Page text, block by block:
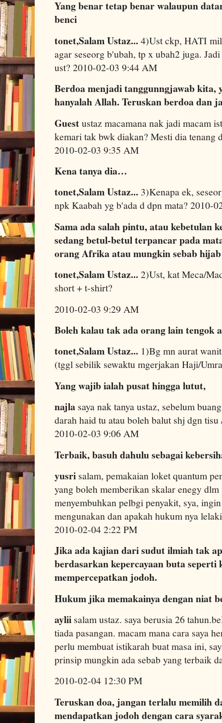
Yang benar tetap benar walaupun
benci
tonet,Salam Ustaz... 4)Ust ckp, HATI
agar seseorg b'ubah, tp x ubah2 juga.
ust? 2010-02-03 9:44 AM
Berdoa menjadi tanggunngjawab kita,
hanyalah Allah. Teruskan berdoa dan
Guestustaz macamana nak jadi macam
kemari tak bwk diakan? Mesti dia tenang
2010-02-03 9:35 AM
Kena tanya dia…
tonet,Salam Ustaz... 3)Kenapa ek,
npk Kaabah yg b'ada d dpn mata? 2010-
Sama ada salah pintu, atau kebetulan
sedang betul-betul terpancar pada
orang Afrika atau mungkin sebab
tonet,Salam Ustaz... 2)Ust, kat Meca/
short + t-shirt?
2010-02-03 9:29 AM
Boleh kalau tak ada orang lain tengok
tonet,Salam Ustaz... 1)Bg mn aurat
(tggl sebilik sewaktu mgerjakan Haji/
Yang wajib ialah pusat hingga lutut,
najla saya nak tanya ustaz, sebelum
darah haid tu atau boleh balut shj dgn
2010-02-03 9:06 AM
Terbaik, basuh dahulu sebagai
yusri salam, pemakaian loket quantum
yang boleh memberikan skalar enegy
menyembuhkan pelbgi penyakit, sya,
mengunakan dan apakah hukum nya
2010-02-04 2:22 PM
Jika ada kajian dari sudut ilmiah tak
berdasarkan kepercayaan buta seperti
mempercepatkan jodoh.
Hukum jika memakainya dengan niat
aylii salam ustaz. saya berusia 26
tiada pasangan. macam mana cara saya
perlu membuat istikarah buat masa ini,
prinsip mungkin ada sebab yang terbaik
2010-02-04 12:30 PM
Teruskan doa, jangan terlalu memilih
mendapatkan jodoh dengan cara